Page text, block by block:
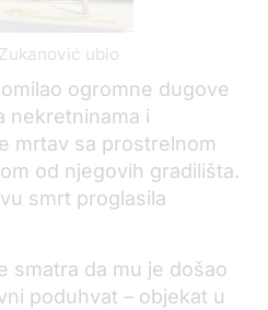
ubio
ogromne dugove
nekretninama i
mrtav sa prostrelnom
od njegovih gradilišta.
smrt proglasila
smatra da mu je došao
poduhvat – objekat u